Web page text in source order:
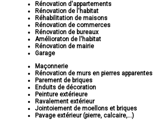
Rénovation d'appartements
Rénovation de l'habitat
Réhabilitation de maisons
Rénovation de commerces
Rénovation de bureaux
Amélioraton de l'habitat
Rénovation de mairie
Garage
Maçonnerie
Rénovation de murs en pierres apparentes
Parement de briques
Enduits de décoration
Peinture extérieure
Ravalement extérieur
Jointoiement de moellons et briques
Pavage extérieur (pierre, calcaire,...)